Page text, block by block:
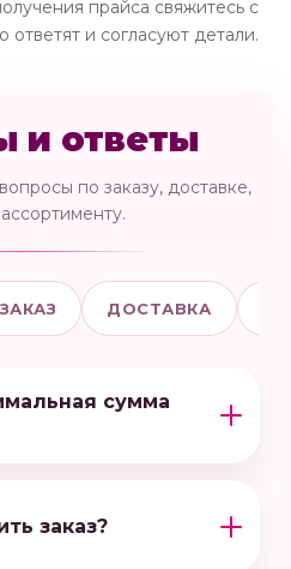
прайса свяжитесь с
и согласуют детали.
и ответы
по заказу, доставке,
ЗАКАЗ ДОСТАВКА
сумма
заказ?